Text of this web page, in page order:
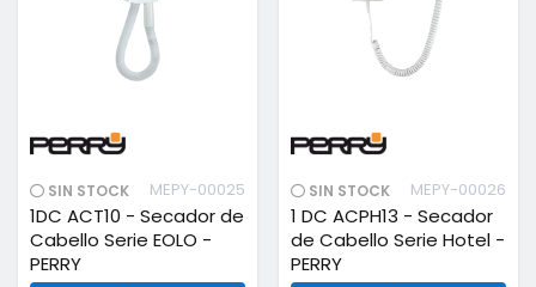
SIN STOCK MEPY-00025
1DC ACT10 - Secador de
Cabello Serie EOLO -
PERRY
SIN STOCK MEPY-00026
1 DC ACPH13 - Secador
de Cabello Serie Hotel -
PERRY